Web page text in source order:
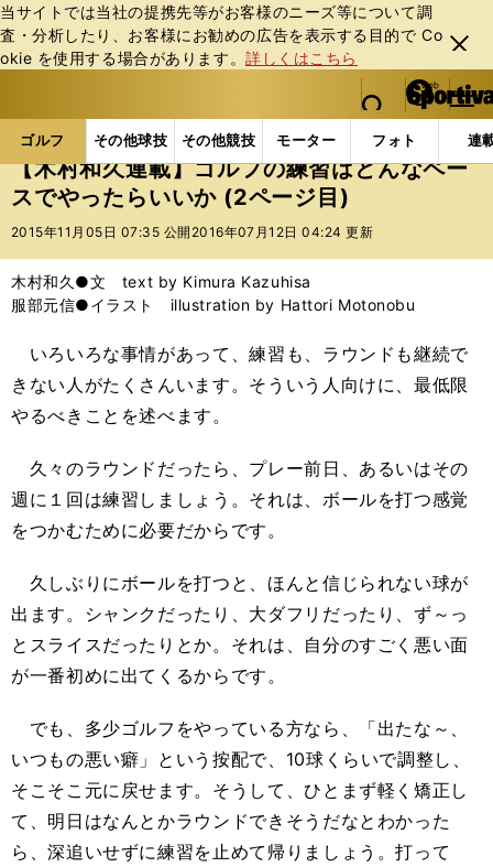
当サイトでは当社の提携先等がお客様のニーズ等について調
査・分析したり、お客様にお勧めの広告を表⽰する⽬的で Co
okie を使⽤する場合があります。詳しくはこちら
閉じ
る
web Sportiva (webスポルティーバ)
検索
マイペ
ー
ジ
メニュ
ゴルフ その他球技 その他競技 モーター フォト 連
ス
ポ
ル
バ
ゴルフの記事一覧 ゴルフ その他 【木村和久連
【木村和久連載】ゴルフの練習はどんなペー
スでやったらいいか (2ページ目)
2015年11月05日 07:35 公開 2016年07月12日 04:24 更新
木村和久●文 text by Kimura Kazuhisa
服部元信●イラスト illustration by Hattori Motonobu
いろいろな事情があって、練習も、ラウンドも継続で
きない人がたくさんいます。そういう人向けに、最低限
やるべきことを述べます。
久々のラウンドだったら、プレー前日、あるいはその
週に１回は練習しましょう。それは、ボールを打つ感覚
をつかむために必要だからです。
久しぶりにボールを打つと、ほんと信じられない球が
出ます。シャンクだったり、大ダフリだったり、ず～っ
とスライスだったりとか。それは、自分のすごく悪い面
が一番初めに出てくるからです。
でも、多少ゴルフをやっている方なら、「出たな～、
いつもの悪い癖」という按配で、10球くらいで調整し、
そこそこ元に戻せます。そうして、ひとまず軽く矯正し
て、明日はなんとかラウンドできそうだなとわかった
ら、深追いせずに練習を止めて帰りましょう。打って